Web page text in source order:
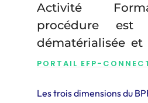
Activité
procédure est
dématérialisée
PORTAIL EFP-
Les trois dimensions du